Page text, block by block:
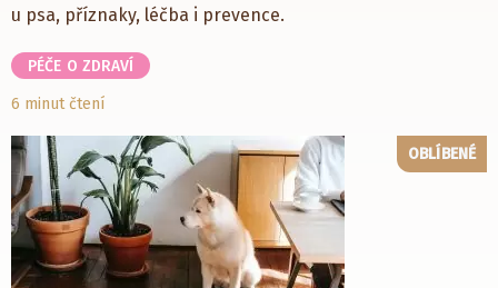
u psa, příznaky, léčba i prevence.
PÉČE O ZDRAVÍ
6 minut čtení
OBLÍBENÉ